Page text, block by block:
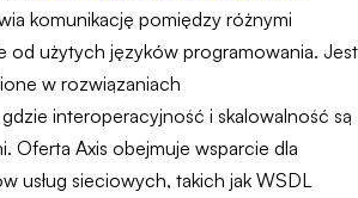
komunikację pomiędzy różnymi
od użytych języków programowania. Jest
w rozwiązaniach
interoperacyjność i skalowalność są
Oferta Axis obejmuje wsparcie dla
usług sieciowych, takich jak WSDL